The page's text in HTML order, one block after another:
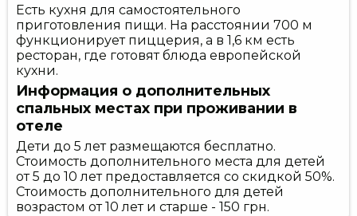
Есть кухня для самостоятельного
приготовления пищи. На расстоянии 700 м
функционирует пиццерия, а в 1,6 км есть
ресторан, где готовят блюда европейской
кухни.
Информация о дополнительных
спальных местах при проживании в
отеле
Дети до 5 лет размещаются бесплатно.
Стоимость дополнительного места для детей
от 5 до 10 лет предоставляется со скидкой 50%.
Стоимость дополнительного для детей
возрастом от 10 лет и старше - 150 грн.